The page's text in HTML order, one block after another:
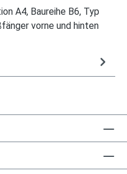
A4, Baureihe B6, Typ
vorne und hinten